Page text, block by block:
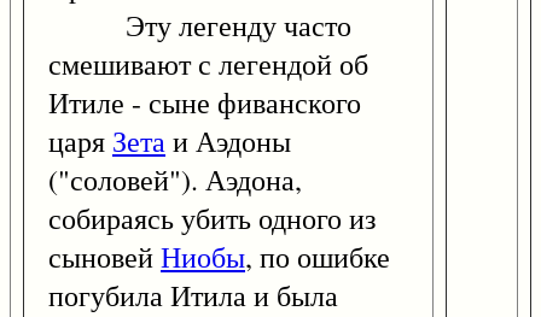
Эту легенду часто
смешивают с легендой об
Итиле - сыне фиванского
царя Зетаи Аэдоны
("соловей"). Аэдона,
собираясь убить одного из
сыновейНиобы, по ошибке
погубила Итила и была